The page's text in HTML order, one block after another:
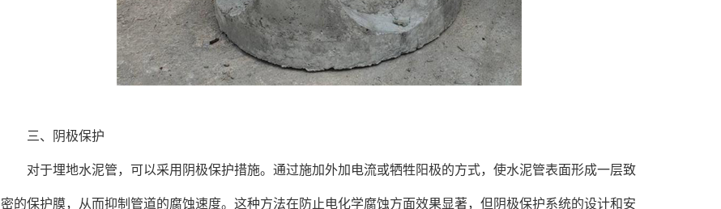
三、阴极保护
对于埋地水泥管，可以采用阴极保护措施。通过施加外加电流或牺牲阳极的方式，使水泥管表面形成一层致
密的保护膜，从而抑制管道的腐蚀速度。这种方法在防止电化学腐蚀方面效果显著，但阴极保护系统的设计和安